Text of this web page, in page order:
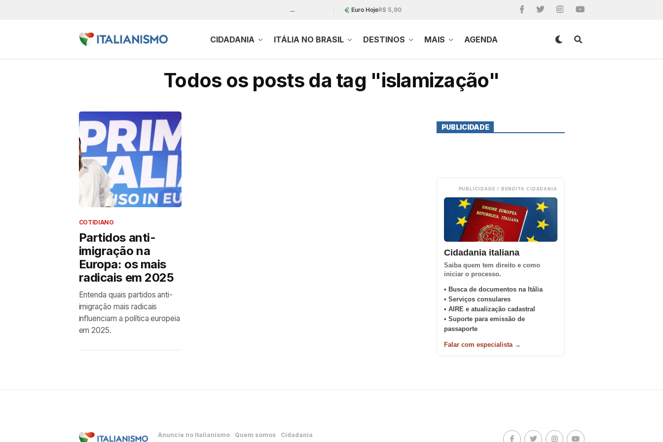
… Euro HojeR$ 5,90
CIDADANIA ITÁLIA NO BRASIL DESTINOS MAIS AGENDA
Todos os posts da tag "islamização"
COTIDIANO
Partidos anti-
imigração na
Europa: os mais
radicais em 2025
Entenda quais partidos anti-
imigração mais radicais
influenciam a política europeia
em 2025.
PUBLICIDADE
PUBLICIDADE / BENDITA CIDADANIA
Cidadania italiana
Saiba quem tem direito e como
iniciar o processo.
• Busca de documentos na Itália
• Serviços consulares
• AIRE e atualização cadastral
• Suporte para emissão de
passaporte
Falar com especialista →
Anuncie no Italianismo Quem somos
Cidadania